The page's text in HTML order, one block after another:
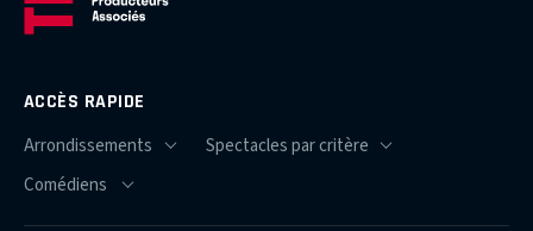
ACCÈS RAPIDE